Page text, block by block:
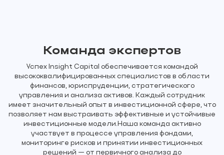
Команда экспертов
Успех Insight Capital обеспечивается командой
высококвалифицированных специалистов в области
финансов, юриспруденции, стратегического
управления и анализа активов. Каждый сотрудник
имеет значительный опыт в инвестиционной сфере, что
позволяет нам выстраивать эффективные и устойчивые
инвестиционные модели.Наша команда активно
участвует в процессе управления фондами,
мониторинге рисков и принятии инвестиционных
решений — от первичного анализа до